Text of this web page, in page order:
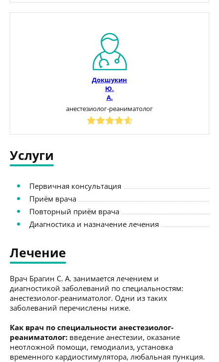
Докшукин
Ю.
А.
анестезиолог-реаниматолог
Услуги
Первичная консультация
Приём врача
Повторный приём врача
Диагностика и назначение лечения
Лечение
Врач Брагин С. А. занимается лечением и
диагностикой заболеваний по специальностям:
анестезиолог-реаниматолог. Одни из таких
заболеваний перечислены ниже.
Как врач по специальности анестезиолог-
реаниматолог: введение анестезии, оказание
неотложной помощи, гемодиализ, установка
временного кардиостимулятора, любальная пункция.